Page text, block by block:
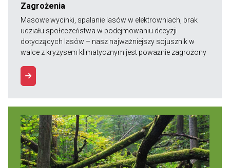
Zagrożenia
Masowe wycinki, spalanie lasów w elektrowniach, brak
udziału społeczeństwa w podejmowaniu decyzji
dotyczących lasów – nasz najważniejszy sojusznik w
walce z kryzysem klimatycznym jest poważnie zagrożony